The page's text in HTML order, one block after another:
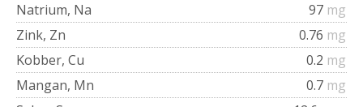
Natrium, Na
97 mg
Zink, Zn
0.76 mg
Kobber, Cu
0.2 mg
Mangan, Mn
0.7 mg